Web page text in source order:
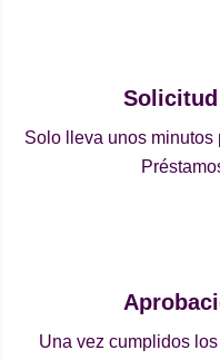
Solo lleva unos
Una vez cumplidos